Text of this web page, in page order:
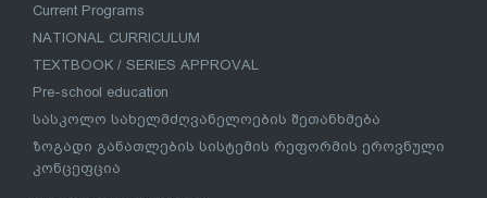
Current Programs
NATIONAL CURRICULUM
TEXTBOOK / SERIES APPROVAL
Pre-school education
სასკოლო სახელმძღვანელოების შეთანხმება
ზოგადი განათლების სისტემის რეფორმის ეროვნული
კონცეფცია